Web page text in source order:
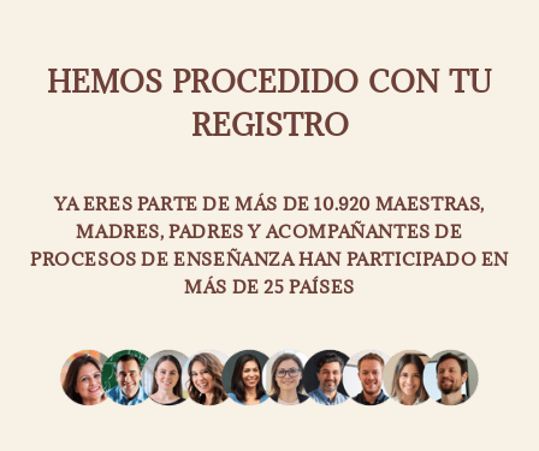
HEMOS PROCEDIDO CON TU
REGISTRO
YA ERES PARTE DE MÁS DE 10.920 MAESTRAS,
MADRES, PADRES Y ACOMPAÑANTES DE
PROCESOS DE ENSEÑANZA HAN PARTICIPADO EN
MÁS DE 25 PAÍSES